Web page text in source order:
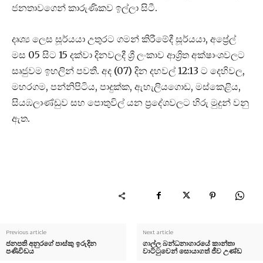
ජනතාවගෙන් කාරුණිකව ඉල්ලා සිටී.
දෘශ්‍ය ලෙස සූර්යයා උතුරට ගමන් කිරීමේදී සූර්යයා, අප්‍රේල්
මස 05 සිට 15 දක්වා දිනවලදී ශ්‍රී ලංකාව ආශ්‍රිත අක්ෂාංශවලට
සෘජුවම ඉහලින් පවතී. අද (07) දින දහවල් 12:13 ට දෙහිවල,
මහරගම, පන්නිපිටිය, පාදුක්ක, ඇහැලියගොඩ, මස්කෙළිය,
සියඹලාණ්ඩුව සහ පොතුවිල් යන ප්‍රදේශවලට හිරු මුදුන් වනු
ඇත.
Previous article
ජනපති අනුරගේ පාස්කු ඉරුදින
පණිවිඩය
Next article
ගාල්ල බන්ධනාගාරයේ කාන්තා
වාට්ටුවෙන් සොයාගත් ජීව උණ්ඩ